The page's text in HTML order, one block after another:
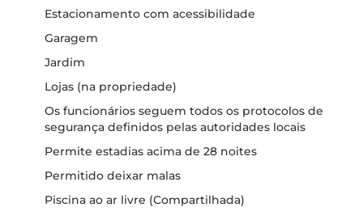
Estacionamento com acessibilidade
Garagem
Jardim
Lojas (na propriedade)
Os funcionários seguem todos os protocolos de
segurança definidos pelas autoridades locais
Permite estadias acima de 28 noites
Permitido deixar malas
Piscina ao ar livre (Compartilhada)